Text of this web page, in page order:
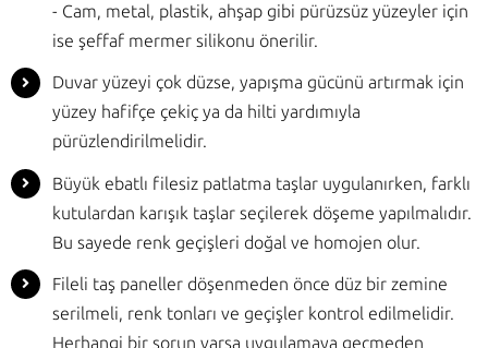
- Cam, metal, plastik, ahşap gibi pürüzsüz yüzeyler için
ise şeffaf mermer silikonu önerilir.
Duvar yüzeyi çok düzse, yapışma gücünü artırmak için
yüzey hafifçe çekiç ya da hilti yardımıyla
pürüzlendirilmelidir.
Büyük ebatlı filesiz patlatma taşlar uygulanırken, farklı
kutulardan karışık taşlar seçilerek döşeme yapılmalıdır.
Bu sayede renk geçişleri doğal ve homojen olur.
Fileli taş paneller döşenmeden önce düz bir zemine
serilmeli, renk tonları ve geçişler kontrol edilmelidir.
Herhangi bir sorun varsa uygulamaya geçmeden